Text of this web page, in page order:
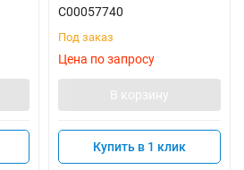
C00057740
Под заказ
Цена по запросу
В корзину
Купить в 1 клик